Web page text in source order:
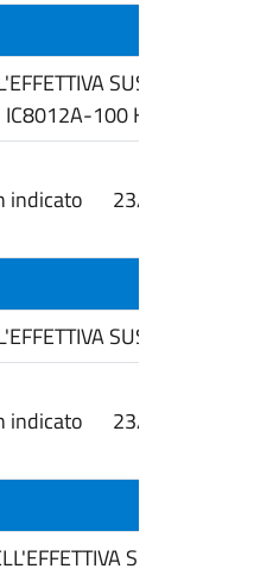
SUSSISTENZA
IC8012A-100 Human
indicato 23/06/2026
SUSSISTENZA
indicato 23/06/2026
SUSSISTENZA